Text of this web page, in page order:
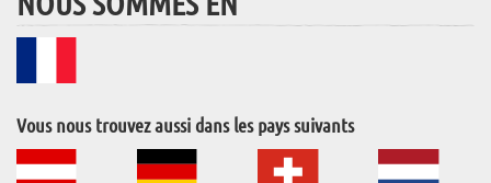
Vous nous trouvez aussi dans les pays suivants